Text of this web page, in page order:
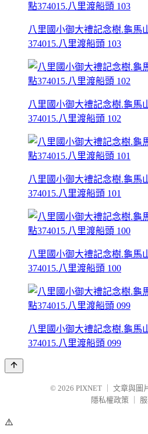
八里國小御大禮記念樹.龜馬
374015.八里渡船頭 103
八里國小御大禮記念樹.龜馬
374015.八里渡船頭 102
八里國小御大禮記念樹.龜馬
374015.八里渡船頭 101
八里國小御大禮記念樹.龜馬
374015.八里渡船頭 100
八里國小御大禮記念樹.龜馬
374015.八里渡船頭 099
© 2026 PIXNET
文章與圖
隱私權政策
⚠️